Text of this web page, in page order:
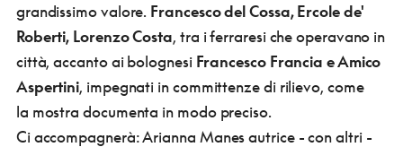
grandissimo valore. Francesco del Cossa, Ercole de'
Roberti, Lorenzo Costa, tra i ferraresi che operavano in
città, accanto ai bolognesi Francesco Francia e Amico
Aspertini, impegnati in committenze di rilievo, come
la mostra documenta in modo preciso.
Ci accompagnerà: Arianna Manes autrice - con altri -